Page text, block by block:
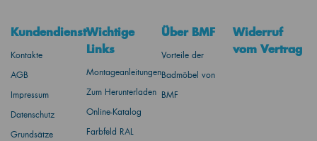
Kundendienst
Kontakte
AGB
Impressum
Datenschutz
Grundsätze
Wichtige
Links
Montageanleitungen
Zum Herunterladen
Online-Katalog
Farbfeld RAL
Über BMF
Vorteile der
Badmöbel von
BMF
Widerruf
vom Vertrag